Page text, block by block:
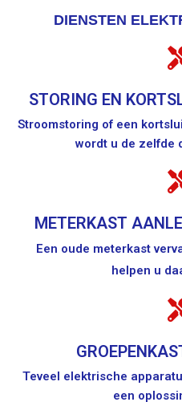
DIENSTEN
STORING EN
Stroomstoring of een
wordt u de zelfde
METERKAST
Een oude meterkast
helpen u
Teveel elektrische
een